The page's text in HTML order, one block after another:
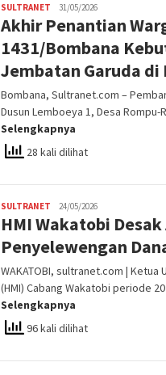
SULTRANET Satrio
Bimantoro
31/05/2026
Akhir Penantian
1431/Bombana
Jembatan Garuda di
Bombana, Sultranet.com –
Dusun Lemboeya 1, Desa Rompu-
Selengkapnya
28 kali dilihat
SULTRANET admin
SN
24/05/2026
HMI Wakatobi
Penyelewengan
WAKATOBI, sultranet.com | Ketua
(HMI) Cabang Wakatobi periode
Selengkapnya
96 kali dilihat